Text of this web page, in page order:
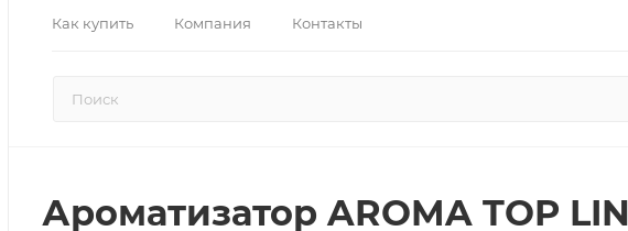
Как купить Компания Контакты
Ароматизатор AROMA TOP